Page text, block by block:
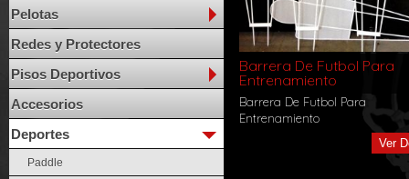
Pelotas
Redes y Protectores
Pisos Deportivos
Accesorios
Deportes
Paddle
Barrera De Futbol Para
Entrenamiento
Barrera De Futbol Para
Entrenamiento
Ver